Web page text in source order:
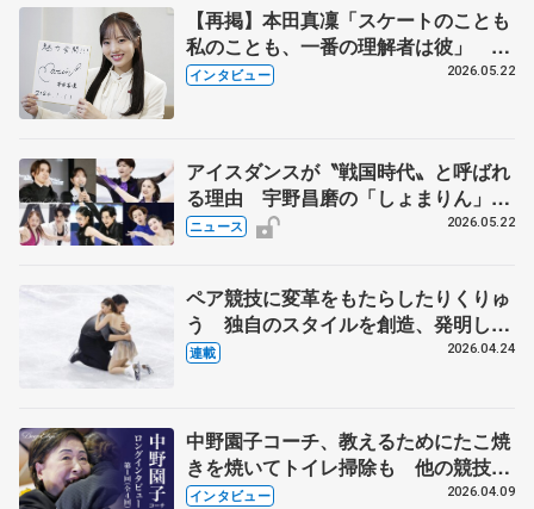
【再掲】本田真凜「スケートのことも
私のことも、一番の理解者は彼」 引
退時の単独インタビューで語った競技
インタビュー 2026.05.22
アイスダンスが〝戦国時代〟と呼ばれ
る理由 宇野昌磨の「しょまりん」ら
実力者が相次いで参戦 国内の競争激
ニュース 2026.05.22
ペア競技に変革をもたらしたりくりゅ
う 独自のスタイルを創造、発明した
【引退発表後②】
連載 2026.04.24
中野園子コーチ、教えるためにたこ焼
きを焼いてトイレ掃除も 他の競技に
も通用するという坂本花織の筋肉
インタビュー 2026.04.09